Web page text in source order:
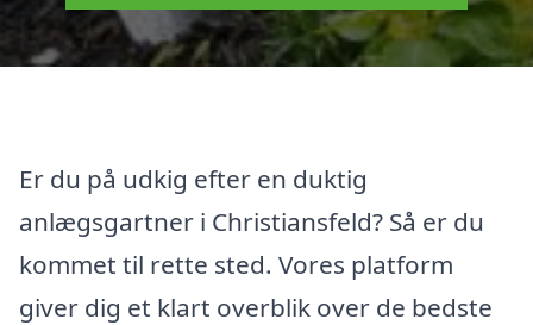
Er du på udkig efter en duktig
anlægsgartner i Christiansfeld? Så er du
kommet til rette sted. Vores platform
giver dig et klart overblik over de bedste